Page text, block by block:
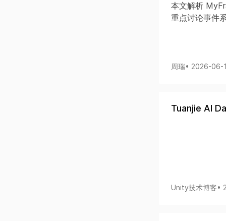
本文解析
重点讨论事件
周瑞• 2026-06-
Tuanjie AI
Unity技术博客•